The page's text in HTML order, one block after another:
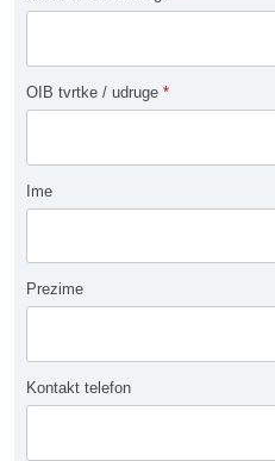
OIB tvrtke / udruge *
Ime
Prezime
Kontakt telefon